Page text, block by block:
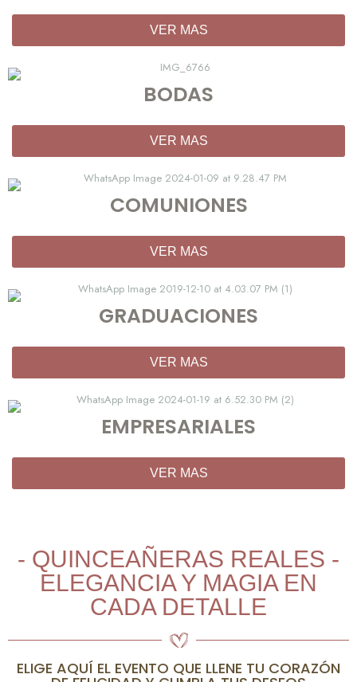
VER MAS
BODAS
VER MAS
COMUNIONES
VER MAS
GRADUACIONES
VER MAS
EMPRESARIALES
VER MAS
- QUINCEAÑERAS REALES -
ELEGANCIA Y MAGIA EN
CADA DETALLE
ELIGE AQUÍ EL EVENTO QUE LLENE TU CORAZÓN